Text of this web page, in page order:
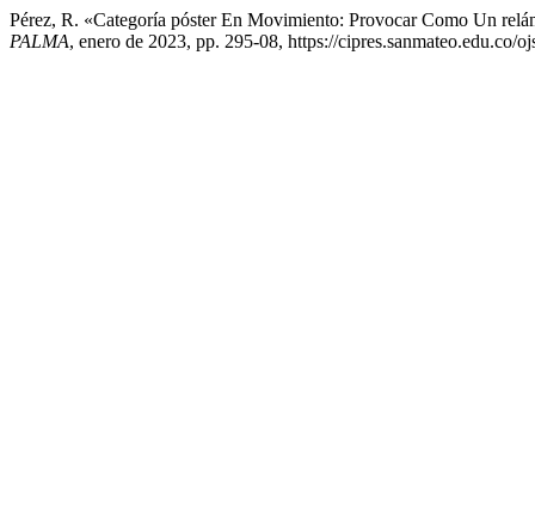
Pérez, R. «Categoría póster En Movimiento: Provocar Como Un
PALMA, enero de 2023, pp. 295-08, https://cipres.sanmateo.edu.co/